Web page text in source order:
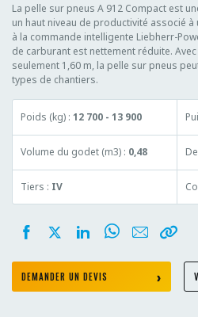
La pelle sur pneus A 912 Compact est
un haut niveau de productivité associé
à la commande intelligente Liebherr-
de carburant est nettement réduite.
seulement 1,60 m, la pelle sur pneus
types de chantiers.
Poids (kg) : 12 700 - 13 900
Volume du godet (m3) : 0,48
Tiers : IV
DEMANDER UN DEVIS